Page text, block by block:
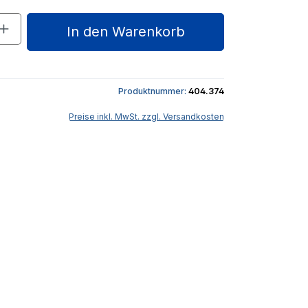
Gib den gewünschten Wert
In den Warenkorb
Produktnummer:404.374
Preise inkl. MwSt. zzgl. Versandkosten